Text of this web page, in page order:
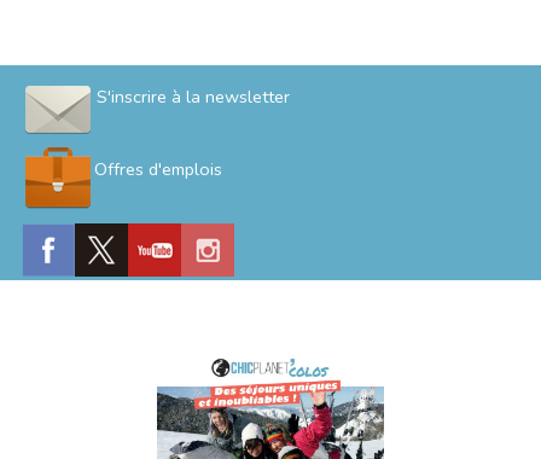
S'inscrire à la newsletter
Offres d'emplois